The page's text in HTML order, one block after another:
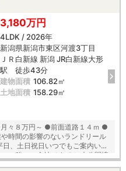
関検査による「住宅性能評価」
実施 ■安心の建物１０年保証
アフターサービスコールセンタ
能 【教育】 東山の下
４分
3,180万円
4LDK / 2026年
新潟県新潟市東区河渡3丁目
ＪＲ白新線 新潟 JR白新線大形
駅 徒歩43分
建物面積 106.82㎡
土地面積 158.29㎡
々８万円～ ●前面道路１４ｍ ●
時間の影響のないランドリール
に強い」会社です ３）未公開情